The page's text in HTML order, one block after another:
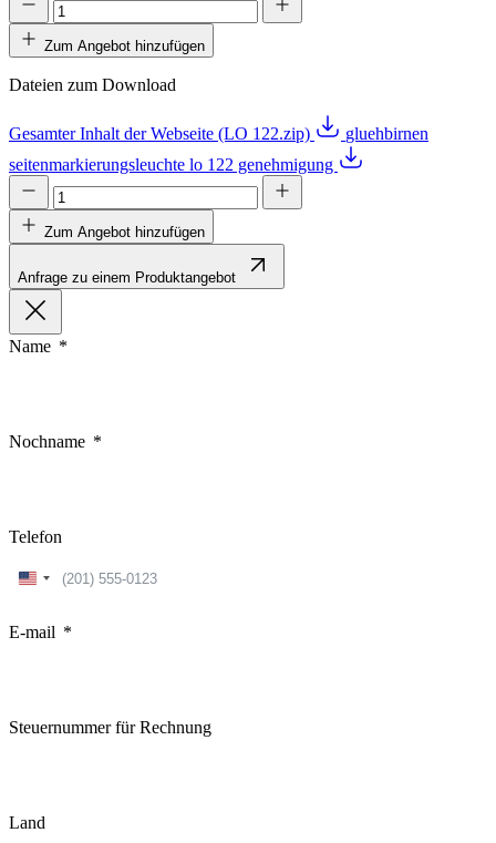
Zum Angebot hinzufügen
Dateien zum Download
Gesamter Inhalt der Webseite (LO 122.zip)
gluehbirnen
seitenmarkierungsleuchte lo 122 genehmigung
Zum Angebot hinzufügen
Anfrage zu einem Produktangebot
Name
Nochname
Telefon
United
E-mail
Steuernummer für Rechnung
Land